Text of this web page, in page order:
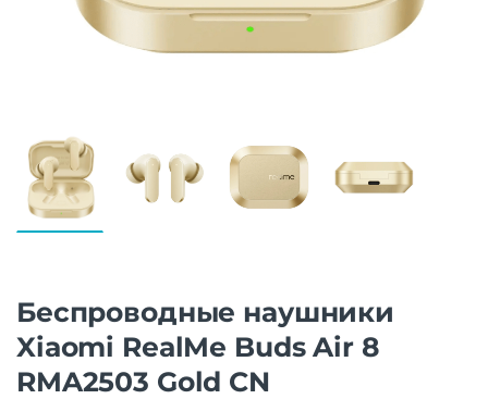
Беспроводные наушники
Xiaomi RealMe Buds Air 8
RMA2503 Gold CN